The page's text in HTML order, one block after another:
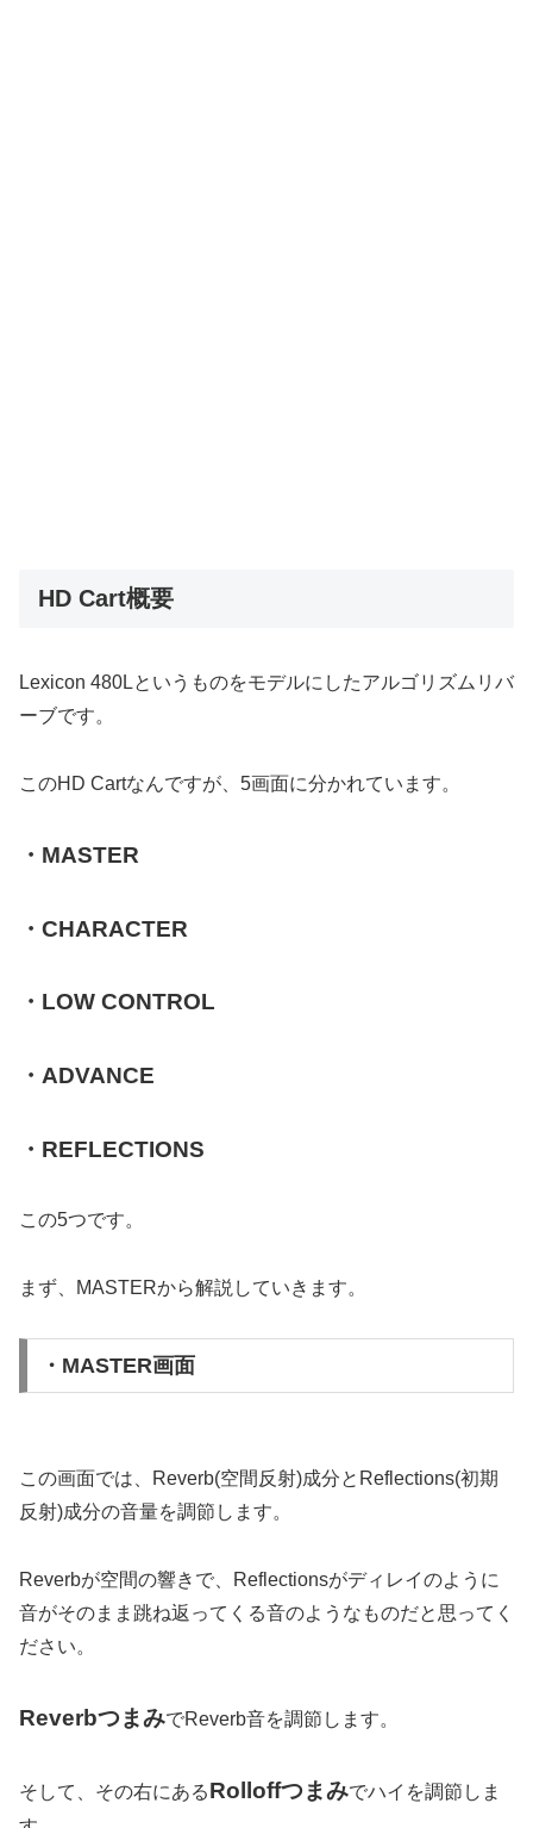
HD Cart概要
Lexicon 480Lというものをモデルにしたアルゴリズムリバ
ーブです。
このHD Cartなんですが、5画面に分かれています。
・MASTER
・CHARACTER
・LOW CONTROL
・ADVANCE
・REFLECTIONS
この5つです。
まず、MASTERから解説していきます。
・MASTER画面
この画面では、Reverb(空間反射)成分とReflections(初期
反射)成分の音量を調節します。
Reverbが空間の響きで、Reflectionsがディレイのように
音がそのまま跳ね返ってくる音のようなものだと思ってく
ださい。
ReverbつまみでReverb音を調節します。
そして、その右にあるRolloffつまみでハイを調節しま